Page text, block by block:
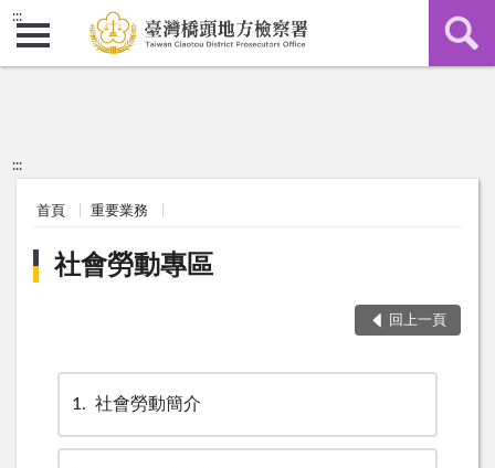
:::
:::
首頁 重要業務
社會勞動專區
回上一頁
1 社會勞動簡介